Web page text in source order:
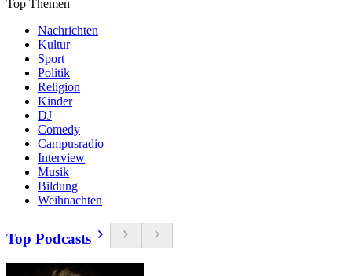
Top Themen
Nachrichten
Kultur
Sport
Politik
Religion
Kinder
DJ
Comedy
Campusradio
Interview
Musik
Bildung
Weihnachten
Top Podcasts